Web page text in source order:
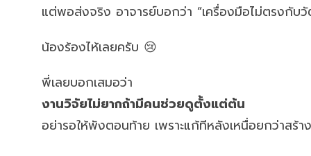
แต่พอส่งจริง อาจารย์บอกว่า “เครื่องมือไม่ตรงกับวั
น้องร้องไห้เลยครับ 😢
พี่เลยบอกเสมอว่า
งานวิจัยไม่ยากถ้ามีคนช่วยดูตั้งแต่ต้น
อย่ารอให้พังตอนท้าย เพราะแก้ทีหลังเหนื่อยกว่าสร้า